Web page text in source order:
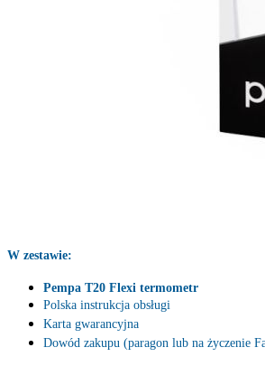
W zestawie:
Pempa T20 Flexi termometr
Polska instrukcja obsługi
Karta gwarancyjna
Dowód zakupu (paragon lub na życzenie